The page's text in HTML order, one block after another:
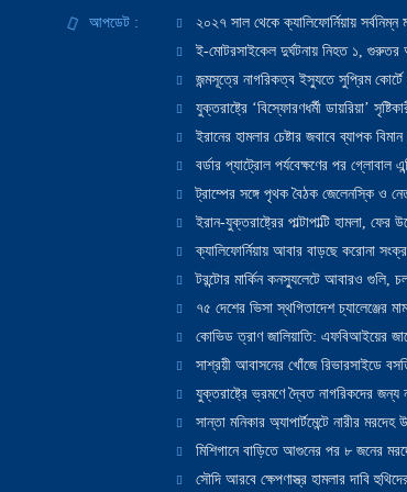
আপডেট :
২০২৭ সাল থেকে ক্যালিফোর্নিয়ায়
ই-মোটরসাইকেল দুর্ঘটনায় নিহত ১,
জন্মসূত্রে নাগরিকত্ব ইস্যুতে সুপ্রিম
যুক্তরাষ্ট্রে ‘বিস্ফোরণধর্মী ডায়রিয়া’
ইরানের হামলার চেষ্টার জবাবে ব্যাপক
বর্ডার প্যাট্রোল পর্যবেক্ষণের পর গ্লোবাল
ট্রাম্পের সঙ্গে পৃথক বৈঠক জেলেনস্কি ও
ইরান-যুক্তরাষ্ট্রের পাল্টাপাল্টি হামলা, ফের
ক্যালিফোর্নিয়ায় আবার বাড়ছে করোনা
টরন্টোর মার্কিন কনস্যুলেটে আবারও গুলি,
৭৫ দেশের ভিসা স্থগিতাদেশ চ্যালেঞ্জের
কোভিড ত্রাণ জালিয়াতি: এফবিআইয়ের
সাশ্রয়ী আবাসনের খোঁজে রিভারসাইডে
যুক্তরাষ্ট্রে ভ্রমণে দ্বৈত নাগরিকদের জন্য
সান্তা মনিকার অ্যাপার্টমেন্টে নারীর
মিশিগানে বাড়িতে আগুনের পর ৮ জনের
সৌদি আরবে ক্ষেপণাস্ত্র হামলার দাবি